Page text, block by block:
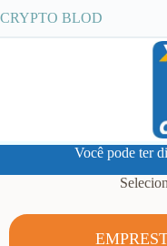
CRYPTO BLOD
Você pode ter